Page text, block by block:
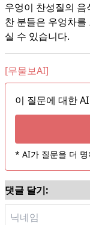
우엉이 찬성질의
찬 분들은 우엉차
실 수 있습니다.
[무물보AI]
이 질문에 대한
* AI가 질문을 더
댓글 달기: